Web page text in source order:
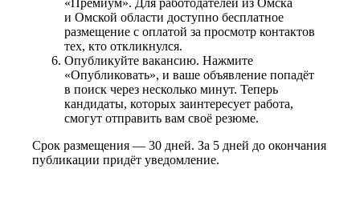
и Омской области доступно бесплатное
размещение с оплатой за просмотр контактов
тех, кто откликнулся.
Опубликуйте вакансию. Нажмите
«Опубликовать», и ваше объявление попадёт
в поиск через несколько минут. Теперь
кандидаты, которых заинтересует работа,
смогут отправить вам своё резюме.
Срок размещения — 30 дней. За 5 дней до окончания
публикации придёт уведомление.